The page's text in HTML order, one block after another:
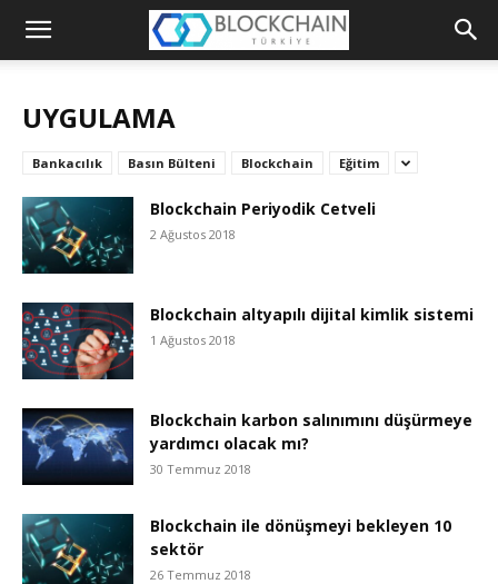
Blockchain
UYGULAMA
Bankacılık Basın Bülteni Blockchain Eğitim
Blockchain Periyodik Cetveli
2 Ağustos 2018
Blockchain altyapılı dijital kimlik sistemi
1 Ağustos 2018
Blockchain karbon salınımını düşürmeye
yardımcı olacak mı?
30 Temmuz 2018
Blockchain ile dönüşmeyi bekleyen 10
sektör
26 Temmuz 2018